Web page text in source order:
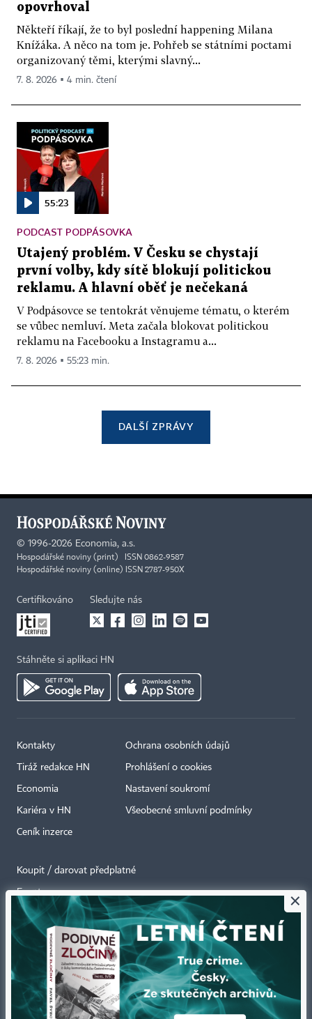
opovrhoval
Někteří říkají, že to byl poslední happening Milana
Knížáka. A něco na tom je. Pohřeb se státními poctami
organizovaný těmi, kterými slavný...
7. 8. 2026 ▪ 4 min. čtení
55:23
PODCAST PODPÁSOVKA
Utajený problém. V Česku se chystají
první volby, kdy sítě blokují politickou
reklamu. A hlavní oběť je nečekaná
V Podpásovce se tentokrát věnujeme tématu, o kterém
se vůbec nemluví. Meta začala blokovat politickou
reklamu na Facebooku a Instagramu a...
7. 8. 2026 ▪ 55:23 min.
DALŠÍ ZPRÁVY
© 1996-2026 Economia, a.s.
Hospodářské noviny (print) ISSN 0862-9587
Hospodářské noviny (online) ISSN 2787-950X
Certifikováno Sledujte nás
Stáhněte si aplikaci HN
Kontakty
Tiráž redakce HN
Economia
Kariéra v HN
Ceník inzerce
Ochrana osobních údajů
Prohlášení o cookies
Nastavení soukromí
Všeobecné smluvní podmínky
Koupit / darovat předplatné
Eventy
Newslettery
RSS kanály
Autorská práva vykonává vydavatel. Bez písemného svolení vydavatele je
zakázáno jakékoli užití částí nebo celku díla, zejména rozmnožování a šíření
jakýmkoli způsobem, mechanickým nebo elektronickým, v českém nebo
×